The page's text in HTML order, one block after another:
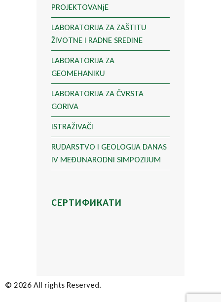
PROJEKTOVANjE
LABORATORIJA ZA ZAŠTITU
ŽIVOTNE I RADNE SREDINE
LABORATORIJA ZA
GEOMEHANIKU
LABORATORIJA ZA ČVRSTA
GORIVA
ISTRAŽIVAČI
RUDARSTVO I GEOLOGIJA DANAS
IV MEĐUNARODNI SIMPOZIJUM
СЕРТИФИКАТИ
© 2026 All rights Reserved.